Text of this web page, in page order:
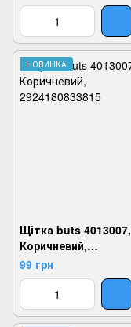
НОВИНКА
Щітка buts 4013007,
Коричневий,
2924180833815
99 грн